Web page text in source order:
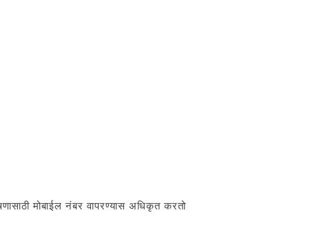
मोबाईल नंबर वापरण्यास अधिकृत करतो